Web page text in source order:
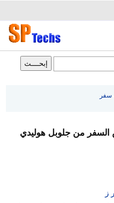
من جلوبل هوليدي
ز